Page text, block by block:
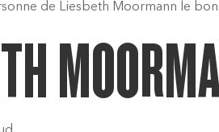
de Liesbeth Moormann le